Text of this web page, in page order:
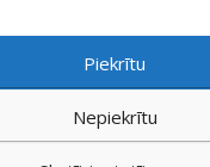
Piekrītu
Nepiekrītu